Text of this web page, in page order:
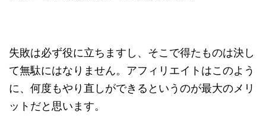
失敗は必ず役に立ちますし、そこで得たものは決し
て無駄にはなりません。アフィリエイトはこのよう
に、何度もやり直しができるというのが最大のメリ
ットだと思います。